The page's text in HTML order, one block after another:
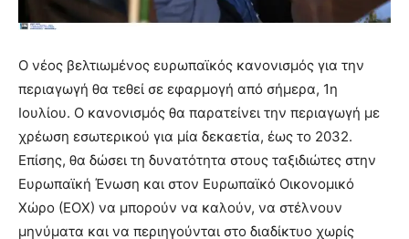
Ο νέος βελτιωμένος ευρωπαϊκός κανονισμός για την
περιαγωγή θα τεθεί σε εφαρμογή από σήμερα, 1η
Ιουλίου. Ο κανονισμός θα παρατείνει την περιαγωγή με
χρέωση εσωτερικού για μία δεκαετία, έως το 2032.
Επίσης, θα δώσει τη δυνατότητα στους ταξιδιώτες στην
Ευρωπαϊκή Ένωση και στον Ευρωπαϊκό Οικονομικό
Χώρο (ΕΟΧ) να μπορούν να καλούν, να στέλνουν
μηνύματα και να περιηγούνται στο διαδίκτυο χωρίς